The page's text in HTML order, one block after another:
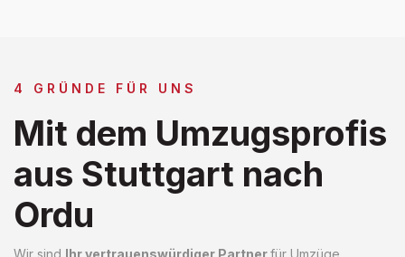
4 GRÜNDE FÜR UNS
Mit dem Umzugsprofis
aus Stuttgart nach
Ordu
Wir sind Ihr vertrauenswürdiger Partnerfür Umzüge